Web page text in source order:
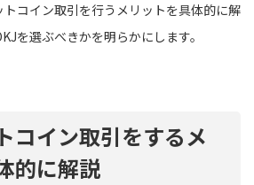
コイン取引を行うメリットを具体的に解
を選ぶべきかを明らかにします。
コイン取引をするメ
的に解説